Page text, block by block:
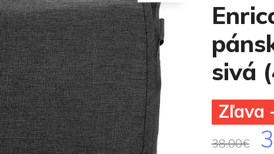
sivá
Zľava
38.00€